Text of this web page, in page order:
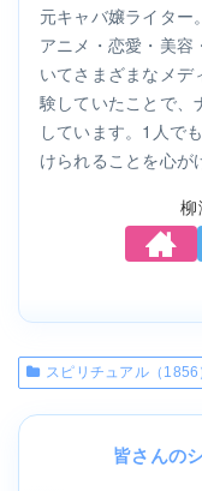
元キャバ嬢ライター
アニメ・恋愛・美
いてさまざまなメ
験していたことで、
しています。1人で
けられることを心が
スピリチュアル（1856
皆さんの